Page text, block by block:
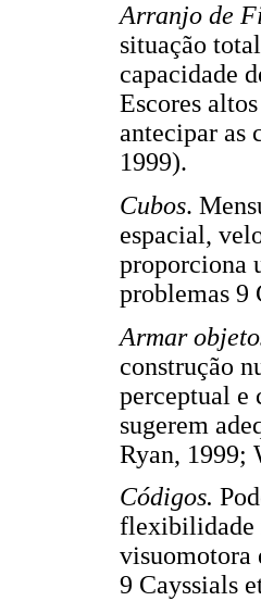
Arranjo de
situação
capacidade
Escores
antecipar as
1999).
Cubos.
espacial,
proporciona
problemas 9
Armar
construção
perceptual e
sugerem
Ryan, 1999;
Códigos.
flexibilidade
visuomotora
9 Cayssials